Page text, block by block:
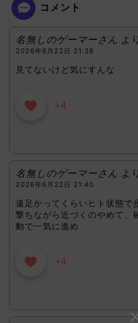
コメント
名無しのゲーマーさん よ
2026年6月22日 21:36
見てないけど気にすんな
+4
名無しのゲーマーさん よ
2026年6月22日 21:40
遠足かってくらいヒト状態で
撃ちながら近づくのやめて、
動で一気に進め
+4